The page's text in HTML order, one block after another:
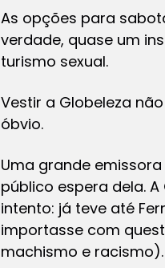
As opções para
verdade, quase um
turismo sexual.
Vestir a Globeleza
óbvio.
Uma grande
público espera dela.
intento: já teve até
importasse com
machismo e racismo).